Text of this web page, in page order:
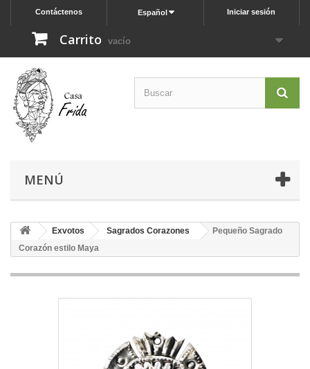
Iniciar sesión
Español
Contáctenos
Carrito vacío
MENÚ
Exvotos Sagrados Corazones
Pequeño Sagrado
Corazón estilo Maya